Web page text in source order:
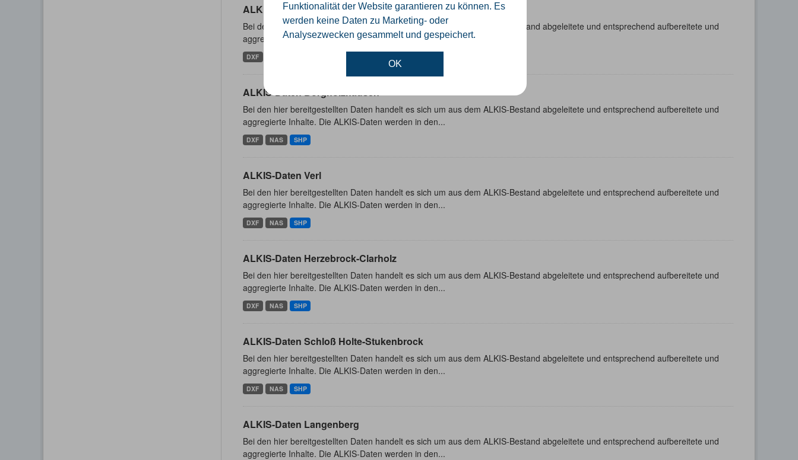
Funktionalität der Website garantieren zu können. Es
werden keine Daten zu Marketing- oder
Analysezwecken gesammelt und gespeichert.
OK
ALKIS-Daten Rheda-Wiedenbrück
Bei den hier bereitgestellten Daten handelt es sich um aus dem ALKIS-Bestand abgeleitete und entsprechend aufbereitete und
aggregierte Inhalte. Die ALKIS-Daten werden in den...
DXF
ALKIS-Daten Borgholzhausen
Bei den hier bereitgestellten Daten handelt es sich um aus dem ALKIS-Bestand abgeleitete und entsprechend aufbereitete und
aggregierte Inhalte. Die ALKIS-Daten werden in den...
DXF NAS SHP
ALKIS-Daten Verl
Bei den hier bereitgestellten Daten handelt es sich um aus dem ALKIS-Bestand abgeleitete und entsprechend aufbereitete und
aggregierte Inhalte. Die ALKIS-Daten werden in den...
DXF NAS SHP
ALKIS-Daten Herzebrock-Clarholz
Bei den hier bereitgestellten Daten handelt es sich um aus dem ALKIS-Bestand abgeleitete und entsprechend aufbereitete und
aggregierte Inhalte. Die ALKIS-Daten werden in den...
DXF NAS SHP
ALKIS-Daten Schloß Holte-Stukenbrock
Bei den hier bereitgestellten Daten handelt es sich um aus dem ALKIS-Bestand abgeleitete und entsprechend aufbereitete und
aggregierte Inhalte. Die ALKIS-Daten werden in den...
DXF NAS SHP
ALKIS-Daten Langenberg
Bei den hier bereitgestellten Daten handelt es sich um aus dem ALKIS-Bestand abgeleitete und entsprechend aufbereitete und
aggregierte Inhalte. Die ALKIS-Daten werden in den...